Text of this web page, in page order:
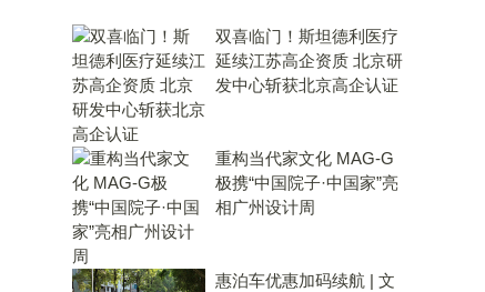
双喜临门！斯坦德利医疗
延续江苏高企资质 北京研
发中心斩获北京高企认证
重构当代家文化 MAG-G
极携“中国院子·中国家”亮
相广州设计周
惠泊车优惠加码续航 | 文